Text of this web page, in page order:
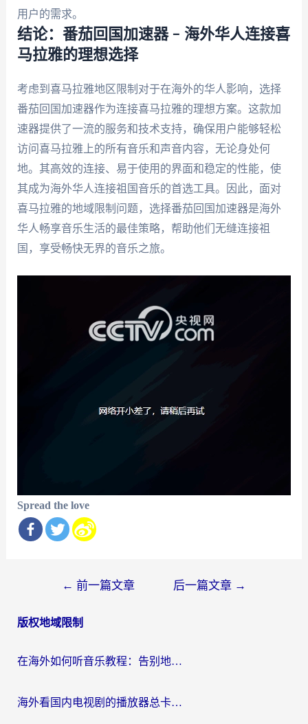
用户的需求。
结论：番茄回国加速器 – 海外华人连接喜
马拉雅的理想选择
考虑到喜马拉雅地区限制对于在海外的华人影响，选择
番茄回国加速器作为连接喜马拉雅的理想方案。这款加
速器提供了一流的服务和技术支持，确保用户能够轻松
访问喜马拉雅上的所有音乐和声音内容，无论身处何
地。其高效的连接、易于使用的界面和稳定的性能，使
其成为海外华人连接祖国音乐的首选工具。因此，面对
喜马拉雅的地域限制问题，选择番茄回国加速器是海外
华人畅享音乐生活的最佳策略，帮助他们无缝连接祖
国，享受畅快无界的音乐之旅。
Spread the love
导
← 前一篇文章 后一篇文章 →
版权地域限制
在海外如何听音乐教程：告别地域限制，随时听见国内的声音
海外看国内电视剧的播放器总卡顿？选对回国加速器才是关键